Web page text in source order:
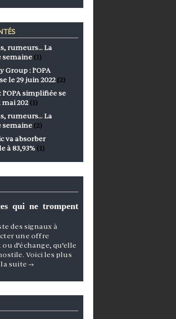
rumeurs… La
semaine (1)
: l’OPA
le 29 juin 2022 (2)
l’OPA simplifiée se
202 (1)
rumeurs… La
semaine (2)
va absorber
à 83,93% (1)
qui ne trompent
des signaux à
une offre
d’échange, qu’elle
Voici les plus
suite →